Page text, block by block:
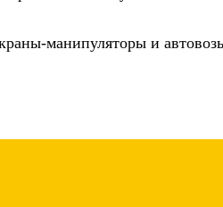
манипуляторы и